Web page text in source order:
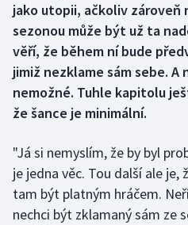
Dostihy
Florbal
Futsal
Gymnastika
Házená
jako utopii, ačkoliv zároveň
sezonou může být už ta
věří, že během ní bude
jimiž nezklame sám sebe. A
nemožné. Tuhle kapitolu
že šance je minimální.
"Já si nemyslím, že by byl
je jedna věc. Tou další ale je,
tam být platným hráčem.
nechci být zklamaný sám ze